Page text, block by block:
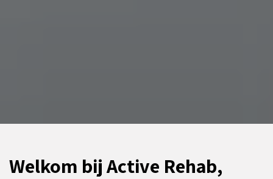
Welkom bij Active Rehab,